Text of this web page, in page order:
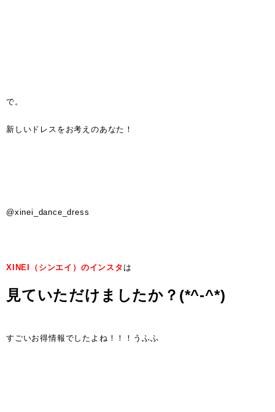
で。
新しいドレスをお考えのあなた！
@xinei_dance_dress
XINEI（シンエイ）のインスタ は
見ていただけましたか？(*^-^*)
すごいお得情報でしたよね！！！うふふ